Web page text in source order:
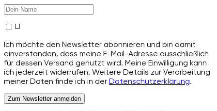
Ich möchte den Newsletter abonnieren und bin damit
einverstanden, dass meine E-Mail-Adresse ausschließlich
für dessen Versand genutzt wird. Meine Einwilligung kann
ich jederzeit widerrufen. Weitere Details zur Verarbeitung
meiner Daten finde ich in der Datenschutzerklärung.
Zum Newsletter anmelden